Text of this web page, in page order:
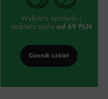
Cennik szkieł